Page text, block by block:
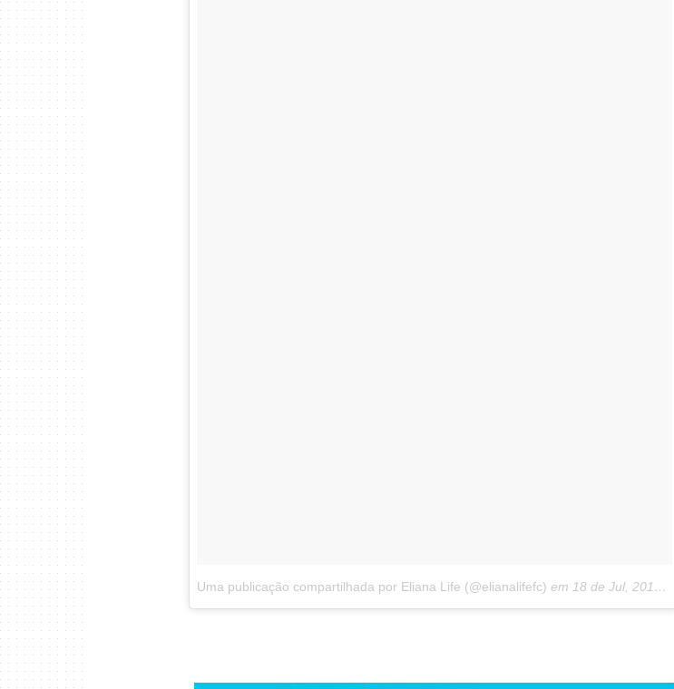
Uma publicação compartilhada por Eliana Life (@elianalifefc) em 18 de Jul, 2018 às 10:36 PDT